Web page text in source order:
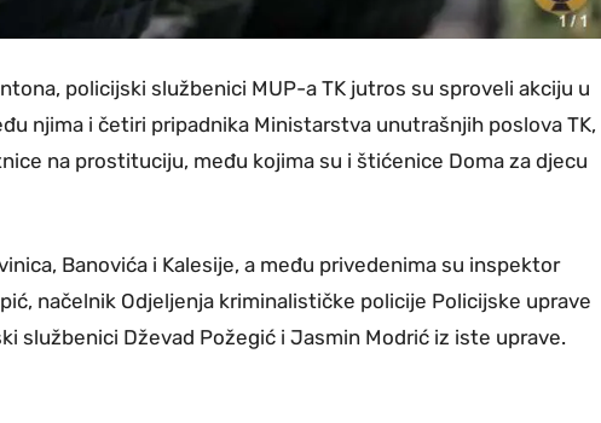
policijski službenici MUP-a TK jutros su sproveli akciju u
njima i četiri pripadnika Ministarstva unutrašnjih poslova TK,
na prostituciju, među kojima su i štićenice Doma za djecu
Banovića i Kalesije, a među privedenima su inspektor
načelnik Odjeljenja kriminalističke policije Policijske uprave
službenici Dževad Požegić i Jasmin Modrić iz iste uprave.